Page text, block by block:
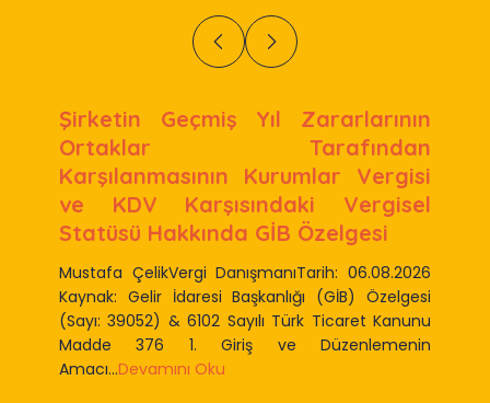
Şirketin Geçmiş Yıl Zararlarının
Ortaklar Tarafından
Karşılanmasının Kurumlar Vergisi
ve KDV Karşısındaki Vergisel
Statüsü Hakkında GİB Özelgesi
Mustafa ÇelikVergi DanışmanıTarih: 06.08.2026
Kaynak: Gelir İdaresi Başkanlığı (GİB) Özelgesi
(Sayı: 39052) & 6102 Sayılı Türk Ticaret Kanunu
Madde 376 1. Giriş ve Düzenlemenin
Amacı...Devamını Oku